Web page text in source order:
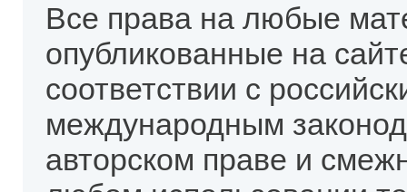
Все права на любые
опубликованные на
соответствии с
международным
авторском праве и